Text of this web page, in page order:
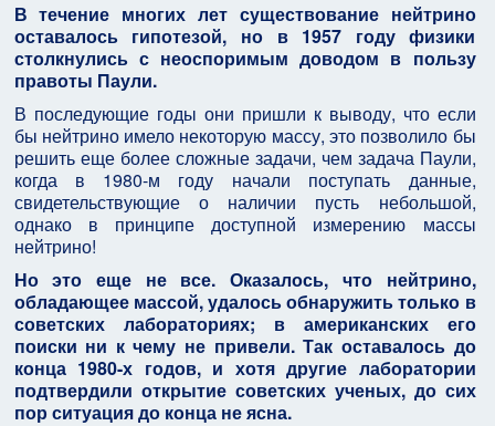
В течение многих лет существование нейтрино
оставалось гипотезой, но в 1957 году физики
столкнулись с неоспоримым доводом в пользу
правоты Паули.
В последующие годы они пришли к выводу, что если
бы нейтрино имело некоторую массу, это позволило бы
решить еще более сложные задачи, чем задача Паули,
когда в 1980-м году начали поступать данные,
свидетельствующие о наличии пусть небольшой,
однако в принципе доступной измерению массы
нейтрино!
Но это еще не все. Оказалось, что нейтрино,
обладающее массой, удалось обнаружить только в
советских лабораториях; в американских его
поиски ни к чему не привели. Так оставалось до
конца 1980-х годов, и хотя другие лаборатории
подтвердили открытие советских ученых, до сих
пор ситуация до конца не ясна.